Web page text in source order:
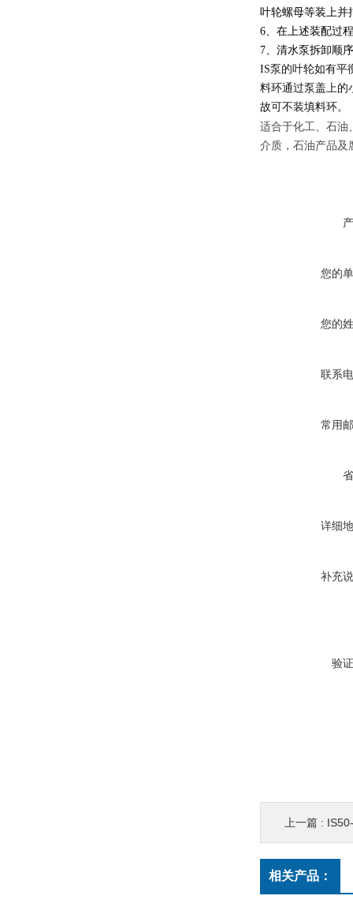
叶轮螺母等装上并
6、在上述装配过
7、清水泵拆卸顺
IS泵的叶轮如有平
料环通过泵盖上的
故可不装填料环。
适合于化工、石油
介质，石油产品及
您的
您的
联系
常用
详细
补充
验
上一篇 :
相关产品：